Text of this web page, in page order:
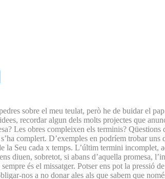
sobre el meu teulat, però he de buidar el
recordar algun dels molts projectes que
Les obres compleixen els terminis?
complert. D’exemples en podríem trobar
la Seu cada x temps. L’últim termini incomplet,
diuen, sobretot, si abans d’aquella promesa,
és el missatger. Potser ens pot la pressió
nos a no donar ales als que sabem que